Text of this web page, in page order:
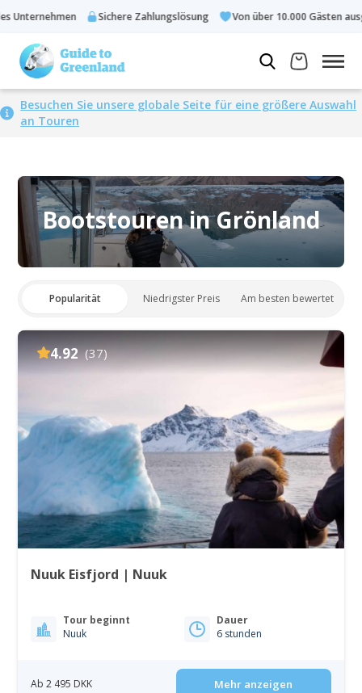
Sichere Zahlungslösung Von über 10.000 Gästen ausgewählt
Besuchen Sie unsere globale Seite für eine größere Auswahl
an Touren
Bootstouren in Grönland
Popularität Niedrigster Preis Am besten bewertet
4.92 (37)
Nuuk Eisfjord | Nuuk
Tour beginnt
Nuuk
Dauer
6 stunden
Ab 2 495 DKK Mehr anzeigen